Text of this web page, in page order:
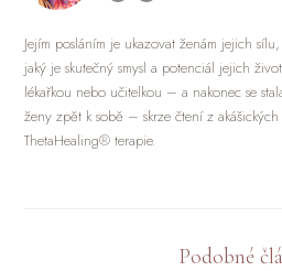
Jejím posláním je ukazovat ženám jejich
jaký je skutečný smysl a potenciál jejich
lékařkou nebo učitelkou – a nakonec se
ženy zpět k sobě – skrze čtení z
ThetaHealing® terapie.
Podobné